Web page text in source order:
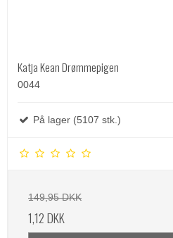
Katja Kean Drømmepigen
0044
På lager (5107 stk.)
149,95 DKK
1,12 DKK